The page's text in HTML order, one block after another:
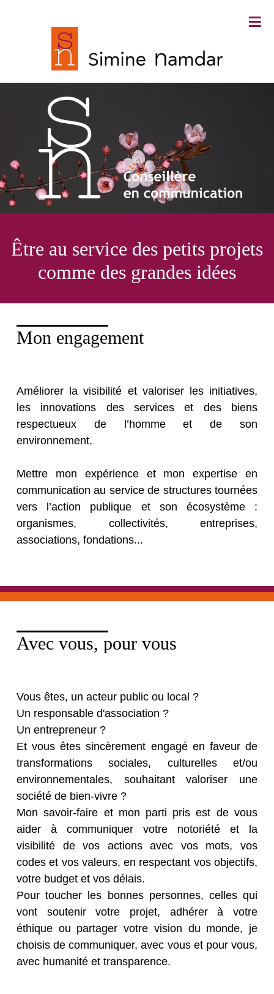
Simine Namdar ∙ Conseillère en
communication
Être au service des petits projets
comme des grandes idées
Mon engagement
Améliorer la visibilité et valoriser les initiatives,
les innovations des services et des biens
respectueux de l’homme et de son
environnement.
Mettre mon expérience et mon expertise en
communication au service de structures tournées
vers l’action publique et son écosystème :
organismes, collectivités, entreprises,
associations, fondations...
Avec vous, pour vous
Vous êtes, un acteur public ou local ?
Un responsable d'association ?
Un entrepreneur ?
Et vous êtes sincèrement engagé en faveur de
transformations sociales, culturelles et/ou
environnementales, souhaitant valoriser une
société de bien-vivre ?
Mon savoir-faire et mon parti pris est de vous
aider à communiquer votre notoriété et la
visibilité de vos actions avec vos mots, vos
codes et vos valeurs, en respectant vos objectifs,
votre budget et vos délais.
Pour toucher les bonnes personnes, celles qui
vont soutenir votre projet, adhérer à votre
éthique ou partager votre vision du monde, je
choisis de communiquer, avec vous et pour vous,
avec humanité et transparence.
≡